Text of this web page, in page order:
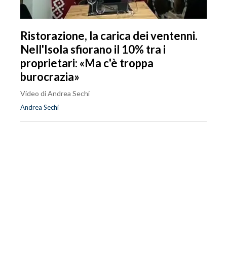
Ristorazione, la carica dei ventenni.
Nell'Isola sfiorano il 10% tra i
proprietari: «Ma c'è troppa
burocrazia»
Video di Andrea Sechi
Andrea Sechi